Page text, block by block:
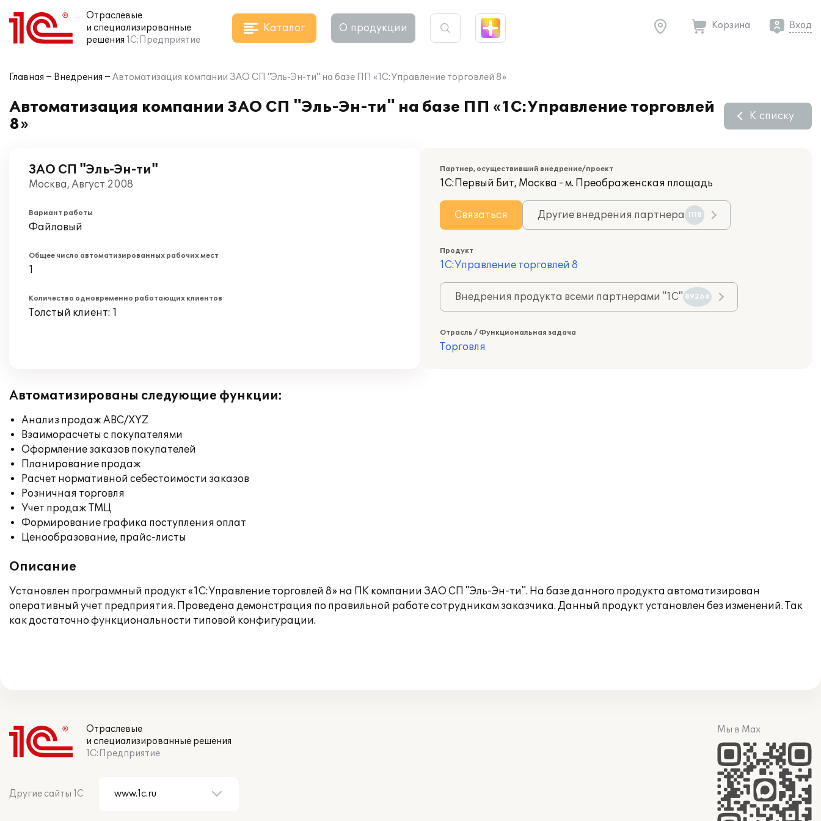
Отраслевые
и специализированные
решения 1С:Предприятие
Каталог О продукции Корзина Вход
Главная Внедрения Автоматизация компании ЗАО СП "Эль-Эн-ти" на базе ПП «1С:Управление торговлей 8»
Автоматизация компании ЗАО СП "Эль-Эн-ти" на базе ПП «1С:Управление торговлей
8»
К списку
ЗАО СП "Эль-Эн-ти"
Москва, Август 2008
Вариант работы
Файловый
Общее число автоматизированных рабочих мест
1
Количество одновременно работающих клиентов
Толстый клиент: 1
Партнер, осуществивший внедрение/проект
1С:Первый Бит, Москва - м. Преображенская площадь
Связаться Другие внедрения партнера 1118
Продукт
1С:Управление торговлей 8
Внедрения продукта всеми партнерами "1С" 89264
Отрасль / Функциональная задача
Торговля
Автоматизированы следующие функции:
Анализ продаж ABC/XYZ
Взаиморасчеты с покупателями
Оформление заказов покупателей
Планирование продаж
Расчет нормативной себестоимости заказов
Розничная торговля
Учет продаж ТМЦ
Формирование графика поступления оплат
Ценообразование, прайс-листы
Описание
Установлен программный продукт «1С:Управление торговлей 8» на ПК компании ЗАО СП "Эль-Эн-ти". На базе данного продукта автоматизирован
оперативный учет предприятия. Проведена демонстрация по правильной работе сотрудникам заказчика. Данный продукт установлен без изменений. Так
как достаточно функциональности типовой конфигурации.
Отраслевые
и специализированные решения
1С:Предприятие
Другие сайты 1С
Мы в Max